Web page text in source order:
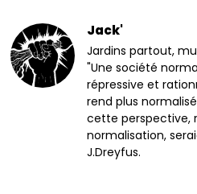
Jack'
Jardins partout,
"Une société
répressive et
rend plus
cette perspective,
normalisation,
J.Dreyfus.